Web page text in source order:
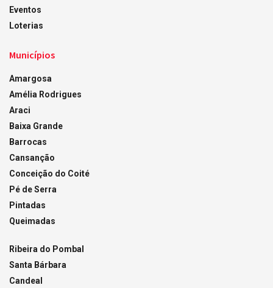
Eventos
Loterias
Municípios
Amargosa
Amélia Rodrigues
Araci
Baixa Grande
Barrocas
Cansanção
Conceição do Coité
Pé de Serra
Pintadas
Queimadas
Ribeira do Pombal
Santa Bárbara
Candeal